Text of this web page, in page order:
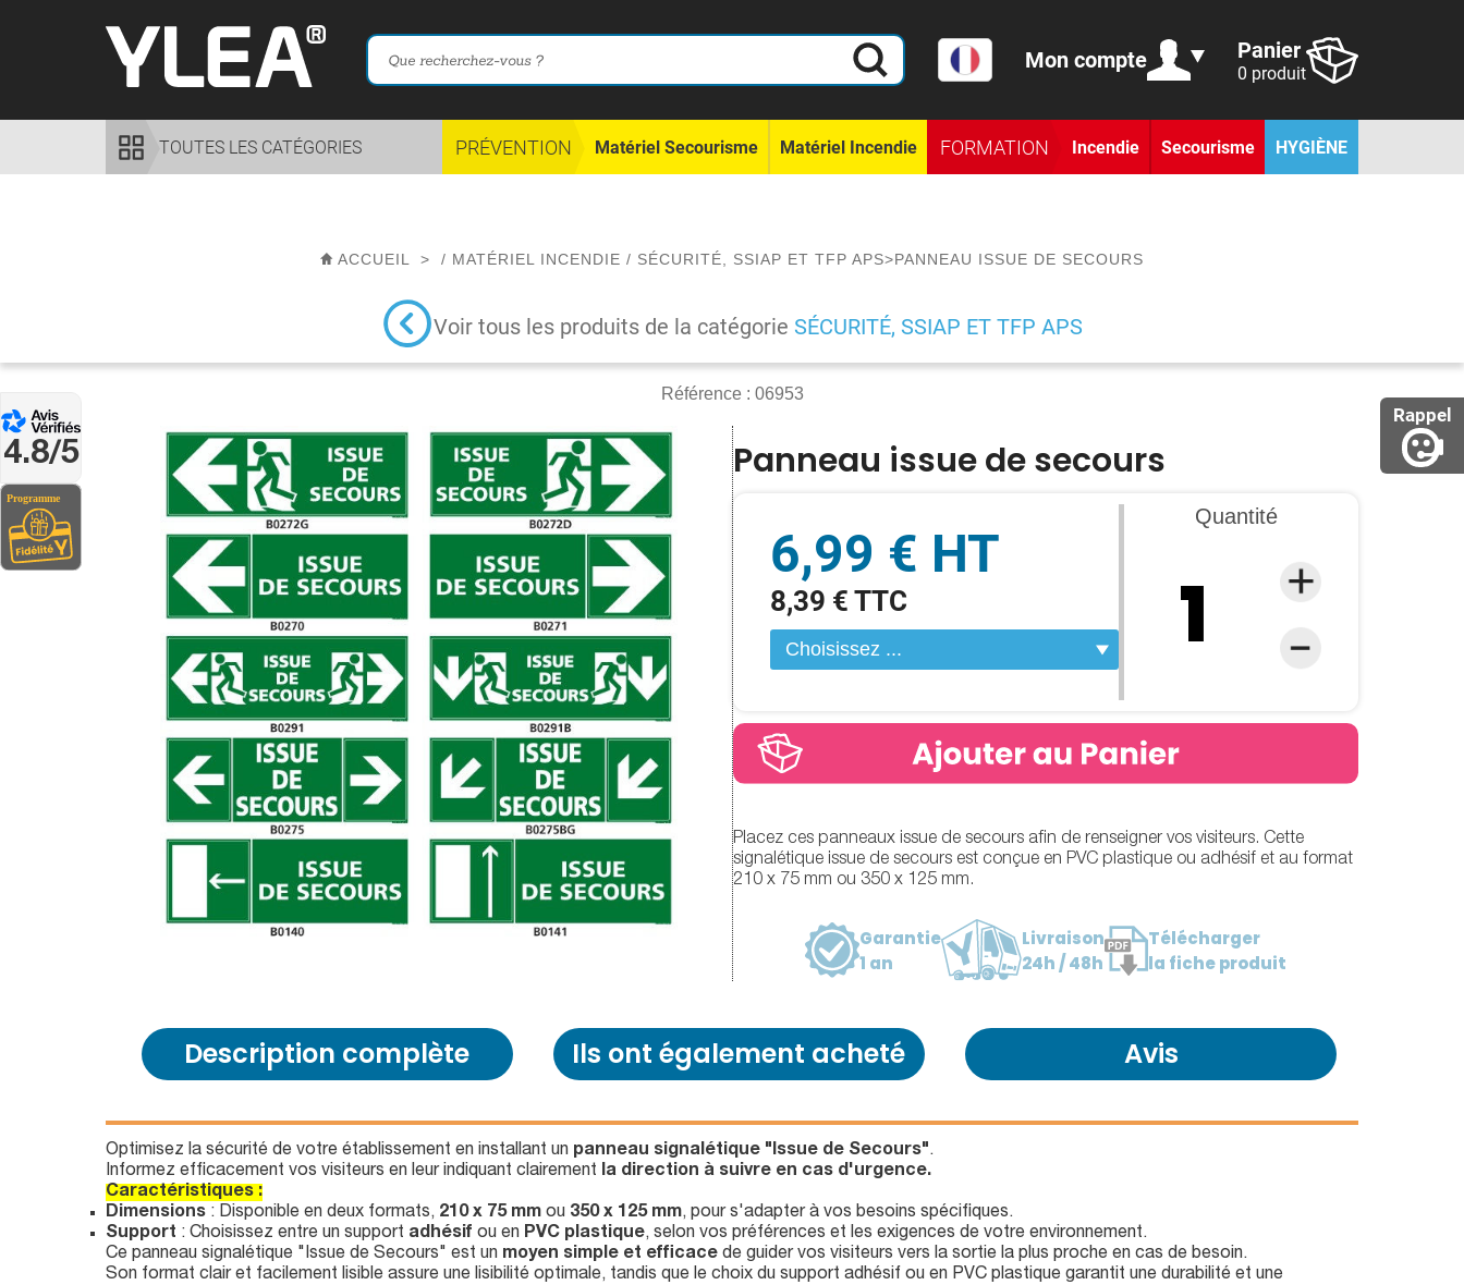
Rappel
4.8/5
Mon compte Panier
0 produit
TOUTES LES CATÉGORIES PRÉVENTION Matériel Secourisme Matériel Incendie FORMATION Incendie Secourisme HYGIÈNE
ACCUEIL > / MATÉRIEL INCENDIE / SÉCURITÉ, SSIAP ET TFP APS>PANNEAU ISSUE DE SECOURS
Voir tous les produits de la catégorie SÉCURITÉ, SSIAP ET TFP APS
Référence : 06953
Panneau issue de secours
6,99 € HT
8,39 € TTC
Quantité
Placez ces panneaux issue de secours afin de renseigner vos visiteurs. Cette
signalétique issue de secours est conçue en PVC plastique ou adhésif et au format
210 x 75 mm ou 350 x 125 mm.
Garantie
1 an
Livraison
24h / 48h
Télécharger
la fiche produit
Description complète Ils ont également acheté Avis
Optimisez la sécurité de votre établissement en installant un panneau signalétique "Issue de Secours".
Informez efficacement vos visiteurs en leur indiquant clairement la direction à suivre en cas d'urgence.
Caractéristiques :
Dimensions : Disponible en deux formats, 210 x 75 mm ou 350 x 125 mm, pour s'adapter à vos besoins spécifiques.
Support : Choisissez entre un support adhésif ou en PVC plastique, selon vos préférences et les exigences de votre environnement.
Ce panneau signalétique "Issue de Secours" est un moyen simple et efficace de guider vos visiteurs vers la sortie la plus proche en cas de besoin.
Son format clair et facilement lisible assure une lisibilité optimale, tandis que le choix du support adhésif ou en PVC plastique garantit une durabilité et une